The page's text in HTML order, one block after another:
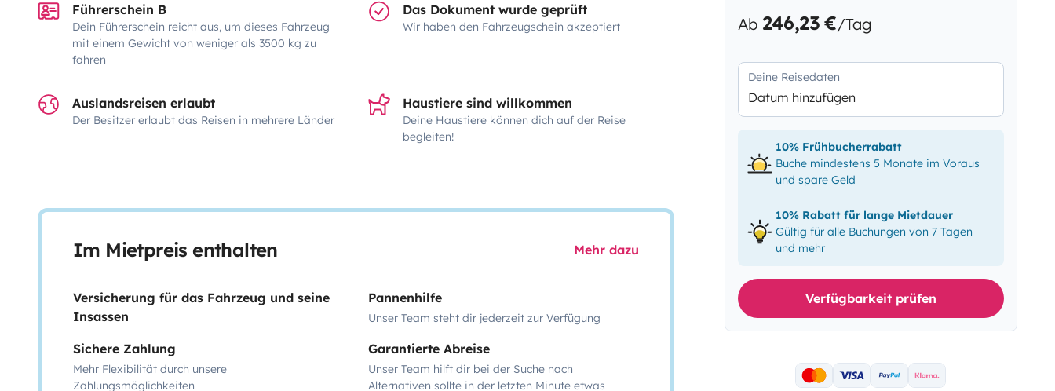
Führerschein B
Dein Führerschein reicht aus, um dieses Fahrzeug
mit einem Gewicht von weniger als 3500 kg zu
fahren
Das Dokument wurde geprüft
Wir haben den Fahrzeugschein akzeptiert
Auslandsreisen erlaubt
Der Besitzer erlaubt das Reisen in mehrere Länder
Haustiere sind willkommen
Deine Haustiere können dich auf der Reise
begleiten!
Im Mietpreis enthalten Mehr dazu
Versicherung für das Fahrzeug und seine
Insassen
Pannenhilfe
Unser Team steht dir jederzeit zur Verfügung
Sichere Zahlung
Mehr Flexibilität durch unsere
Zahlungsmöglichkeiten
Garantierte Abreise
Unser Team hilft dir bei der Suche nach
Alternativen sollte in der letzten Minute etwas
Ab 246,23 €/Tag
Deine Reisedaten
Datum hinzufügen
10% Frühbucherrabatt
Buche mindestens 5 Monate im Voraus
und spare Geld
10% Rabatt für lange Mietdauer
Gültig für alle Buchungen von 7 Tagen
und mehr
Verfügbarkeit prüfen